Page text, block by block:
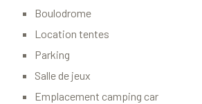
Boulodrome
Location tentes
Parking
Salle de jeux
Emplacement camping car